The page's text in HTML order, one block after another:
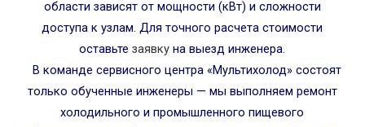
области зависят от мощности (кВт) и сложности
доступа к узлам. Для точного расчета стоимости
оставьтезаявку на выезд инженера.
В команде сервисного центра «Мультихолод» состоят
только обученные инженеры — мы выполняем ремонт
холодильного и промышленного пищевого